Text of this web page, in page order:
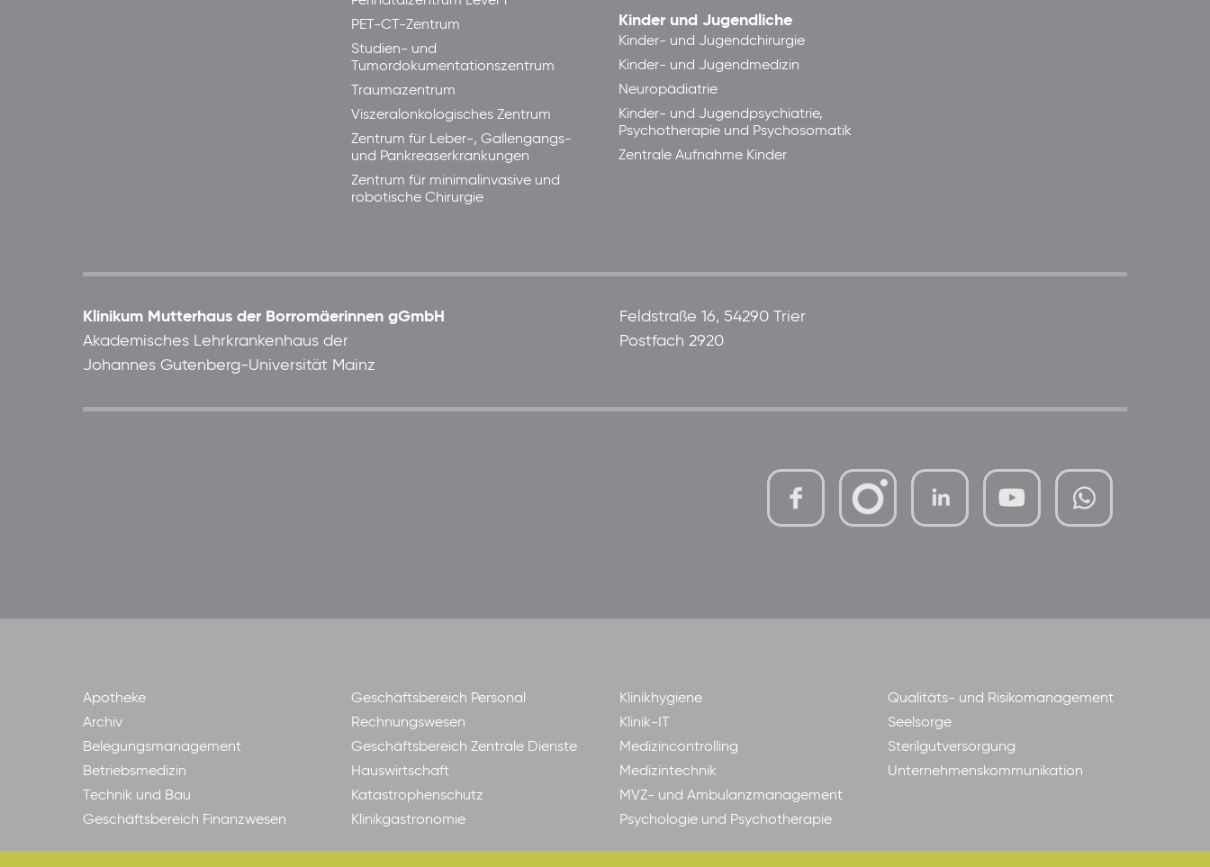
PET-CT-Zentrum
Studien- und
Tumordokumentationszentrum
Traumazentrum
Viszeralonkologisches Zentrum
Zentrum für Leber-, Gallengangs-
und Pankreaserkrankungen
Zentrum für minimalinvasive und
robotische Chirurgie
Kinder und Jugendliche
Kinder- und Jugendchirurgie
Kinder- und Jugendmedizin
Neuropädiatrie
Kinder- und Jugendpsychiatrie,
Psychotherapie und Psychosomatik
Zentrale Aufnahme Kinder
Klinikum Mutterhaus der Borromäerinnen gGmbH
Akademisches Lehrkrankenhaus der
Johannes Gutenberg-Universität Mainz
Feldstraße 16, 54290 Trier
Postfach 2920
mutterhaus-xMBTtqOwC1KKBww
Apotheke
Archiv
Belegungsmanagement
Betriebsmedizin
Technik und Bau
Geschäftsbereich Finanzwesen
Geschäftsbereich Personal
Rechnungswesen
Geschäftsbereich Zentrale Dienste
Hauswirtschaft
Katastrophenschutz
Klinikgastronomie
Klinikhygiene
Klinik-IT
Medizincontrolling
Medizintechnik
MVZ- und Ambulanzmanagement
Psychologie und Psychotherapie
Qualitäts- und Risikomanagement
Seelsorge
Sterilgutversorgung
Unternehmenskommunikation